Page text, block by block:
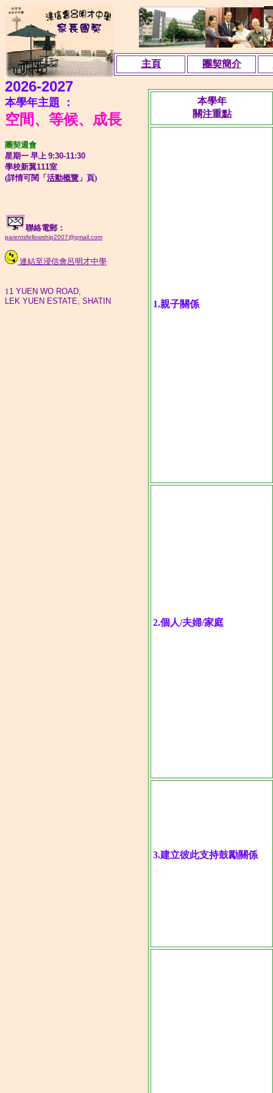
主頁 團契簡介
2026-2027
本學年主題 ：
空間、等候、 成長
團契週會
星期一 早上 9:30-11:30
學校新翼111室
(詳情可閱「 活動概覽 」 頁)
聯絡電郵：
parentsfellowship2007@gmail.com
連結至浸信會呂明才中學
11 YUEN WO ROAD,
LEK YUEN ESTATE, SHATIN
本學年
關注重點
1.親子關係
2.個人/夫婦/家庭
-
3.建立彼此支持鼓勵關係
--